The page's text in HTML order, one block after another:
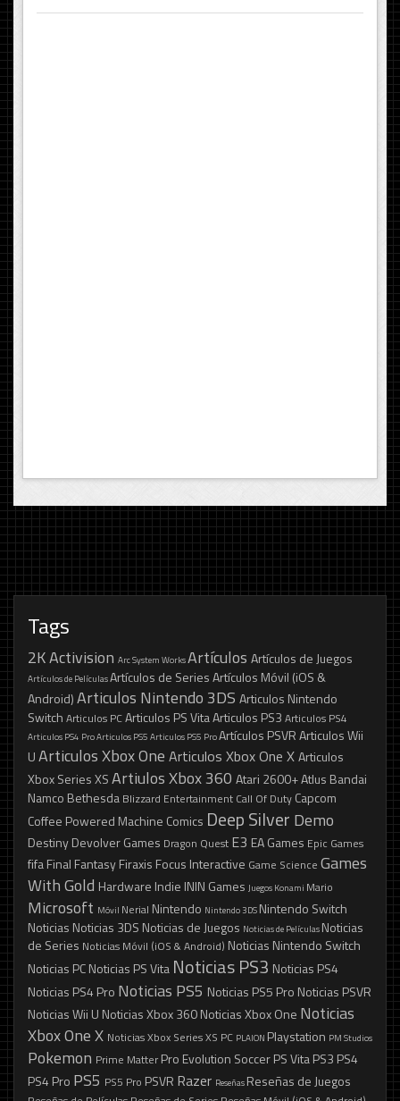
Tags
2KActivision Arc System WorksArtículos Artículos de Juegos
Artículos de PelículasArtículos de SeriesArtículos Móvil (iOS &
Android)Articulos Nintendo 3DS Articulos Nintendo
Switch Articulos PCArticulos PS VitaArticulos PS3 Articulos PS4
Articulos PS4 ProArticulos PS5 Articulos PS5 ProArtículos PSVRArticulos Wii
UArticulos Xbox One Articulos Xbox One XArticulos
Xbox Series XSArtiulos Xbox 360 Atari 2600+Atlus Bandai
Namco Bethesda Blizzard Entertainment Call Of Duty Capcom
Coffee Powered Machine Comics Deep Silver Demo
DestinyDevolver Games Dragon Quest E3 EA Games Epic Games
fifaFinal FantasyFiraxis Focus Interactive Game Science Games
With Gold Hardware Indie ININ Games Juegos Konami Mario
Microsoft Móvil Nerial Nintendo Nintendo 3DS Nintendo Switch
Noticias Noticias 3DS Noticias de Juegos Noticias de Películas Noticias
de Series Noticias Móvil (iOS & Android) Noticias Nintendo Switch
Noticias PCNoticias PS Vita Noticias PS3 Noticias PS4
Noticias PS4 Pro Noticias PS5 Noticias PS5 Pro Noticias PSVR
Noticias Wii U Noticias Xbox 360Noticias Xbox One Noticias
Xbox One X Noticias Xbox Series XS PC PLAION Playstation PM Studios
Pokemon Prime Matter Pro Evolution SoccerPS VitaPS3 PS4
PS4 Pro PS5 PS5 Pro PSVR Razer Reseñas Reseñas de Juegos